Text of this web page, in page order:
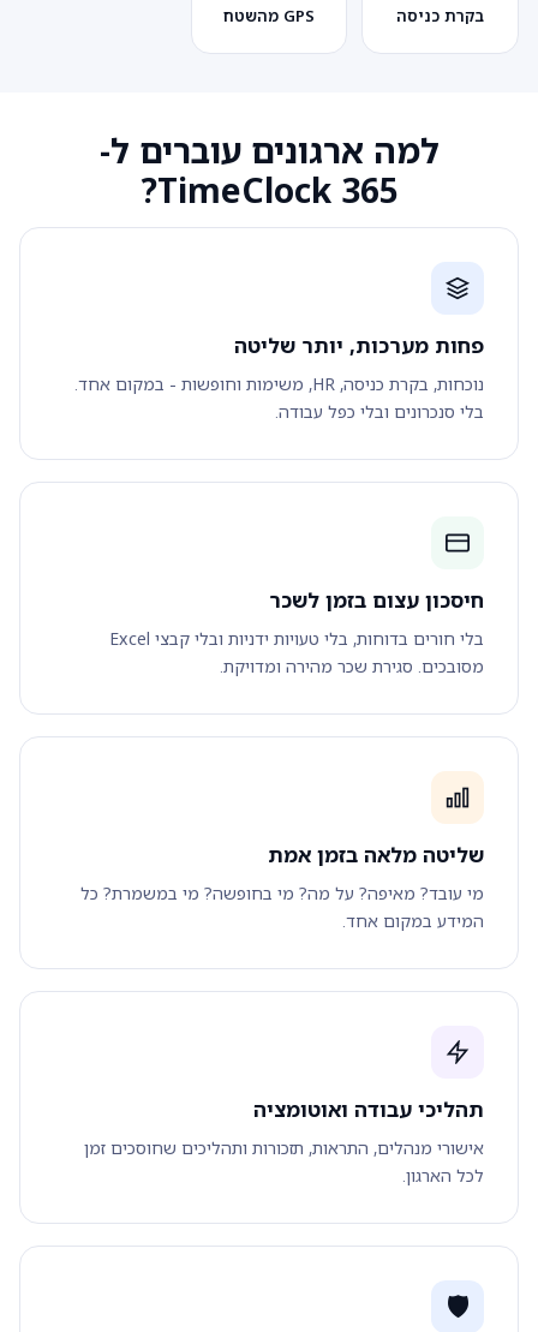
בקרת כניסה GPS מהשטח
למה ארגונים עוברים ל-
TimeClock 365?
פחות מערכות, יותר שליטה
נוכחות, בקרת כניסה, HR, משימות וחופשות - במקום אחד.
בלי סנכרונים ובלי כפל עבודה.
חיסכון עצום בזמן לשכר
בלי חורים בדוחות, בלי טעויות ידניות ובלי קבצי Excel
מסובכים. סגירת שכר מהירה ומדויקת.
שליטה מלאה בזמן אמת
מי עובד? מאיפה? על מה? מי בחופשה? מי במשמרת? כל
המידע במקום אחד.
תהליכי עבודה ואוטומציה
אישורי מנהלים, התראות, תזכורות ותהליכים שחוסכים זמן
לכל הארגון.
🛡️